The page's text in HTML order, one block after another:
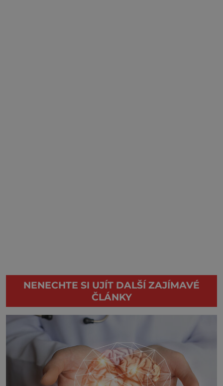
NENECHTE SI UJÍT DALŠÍ ZAJÍMAVÉ
ČLÁNKY